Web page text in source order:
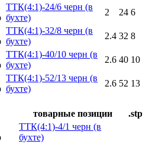
ТТК(4:1)-24/6 черн (в
бухте)
2 24 6
ТТК(4:1)-32/8 черн (в
бухте)
2.4 32 8
ТТК(4:1)-40/10 черн (в
бухте)
2.6 40 10
ТТК(4:1)-52/13 черн (в
бухте)
2.6 52 13
товарные позиции
.stp
ТТК(4:1)-4/1 черн (в
бухте)